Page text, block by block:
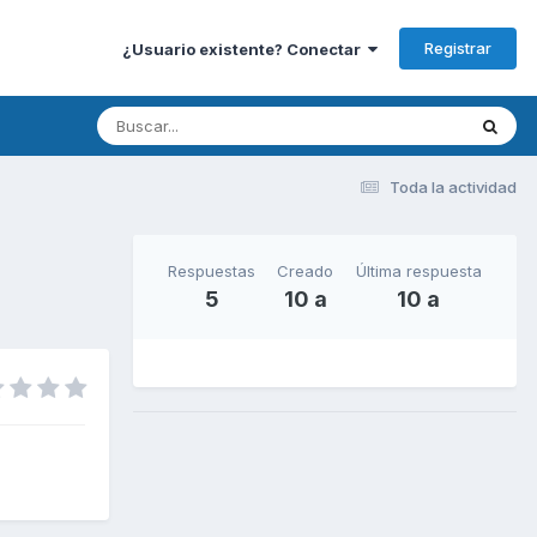
¿Usuario existente? Conectar Registrar
Toda la actividad
Respuestas
5
Creado
10 a
Última respuesta
10 a